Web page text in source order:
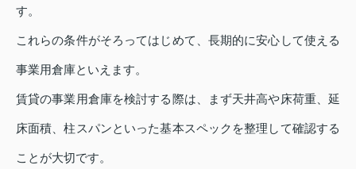
す。
これらの条件がそろってはじめて、長期的に安心して使える
事業用倉庫といえます。
賃貸の事業用倉庫を検討する際は、まず天井高や床荷重、延
床面積、柱スパンといった基本スペックを整理して確認する
ことが大切です。